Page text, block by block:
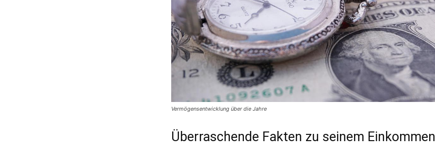
Vermögensentwicklung über die Jahre
Überraschende Fakten zu seinem Einkommen